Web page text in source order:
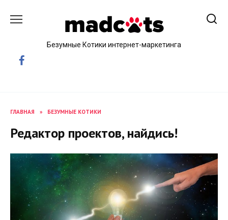
Безумные Котики интернет-маркетинга
ГЛАВНАЯ » БЕЗУМНЫЕ КОТИКИ
Редактор проектов, найдись!